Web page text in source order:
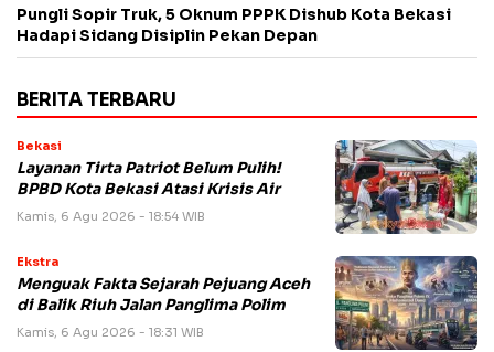
Pungli Sopir Truk, 5 Oknum PPPK Dishub Kota Bekasi
Hadapi Sidang Disiplin Pekan Depan
BERITA TERBARU
Bekasi
Layanan Tirta Patriot Belum Pulih!
BPBD Kota Bekasi Atasi Krisis Air
Kamis, 6 Agu 2026 - 18:54 WIB
Ekstra
Menguak Fakta Sejarah Pejuang Aceh
di Balik Riuh Jalan Panglima Polim
Kamis, 6 Agu 2026 - 18:31 WIB